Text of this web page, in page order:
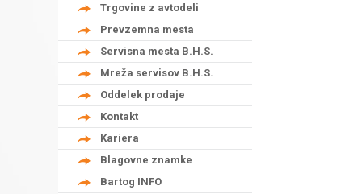
Trgovine z avtodeli
Prevzemna mesta
Servisna mesta B.H.S.
Mreža servisov B.H.S.
Oddelek prodaje
Kontakt
Kariera
Blagovne znamke
Bartog INFO